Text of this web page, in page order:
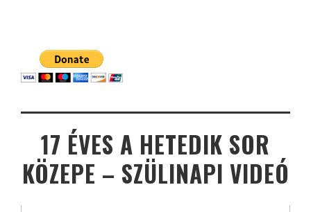
17 ÉVES A HETEDIK SOR
KÖZEPE – SZÜLINAPI VIDEÓ